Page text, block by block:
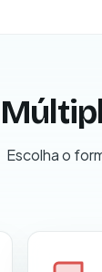
Escolha o